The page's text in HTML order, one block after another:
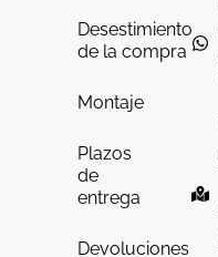
Desestimiento
de la compra
Montaje
Plazos
de
entrega
Devoluciones